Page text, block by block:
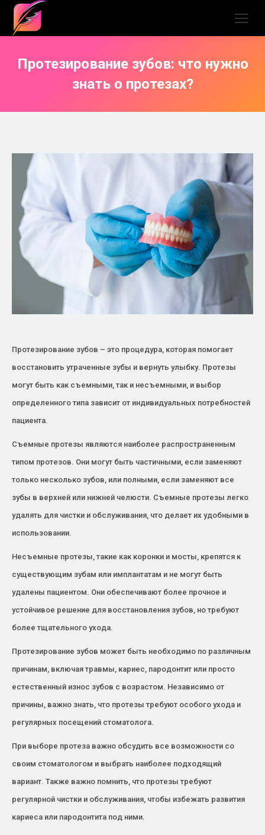
Протезирование зубов: что нужно
знать о протезах?
Протезирование зубов – это процедура, которая помогает
восстановить утраченные зубы и вернуть улыбку. Протезы
могут быть как съемными, так и несъемными, и выбор
определенного типа зависит от индивидуальных потребностей
пациента.
Съемные протезы являются наиболее распространенным
типом протезов. Они могут быть частичными, если заменяют
только несколько зубов, или полными, если заменяют все
зубы в верхней или нижней челюсти. Съемные протезы легко
удалять для чистки и обслуживания, что делает их удобными в
использовании.
Несъемные протезы, такие как коронки и мосты, крепятся к
существующим зубам или имплантатам и не могут быть
удалены пациентом. Они обеспечивают более прочное и
устойчивое решение для восстановления зубов, но требуют
более тщательного ухода.
Протезирование зубов может быть необходимо по различным
причинам, включая травмы, кариес, пародонтит или просто
естественный износ зубов с возрастом. Независимо от
причины, важно знать, что протезы требуют особого ухода и
регулярных посещений стоматолога.
При выборе протеза важно обсудить все возможности со
своим стоматологом и выбрать наиболее подходящий
вариант. Также важно помнить, что протезы требуют
регулярной чистки и обслуживания, чтобы избежать развития
кариеса или пародонтита под ними.